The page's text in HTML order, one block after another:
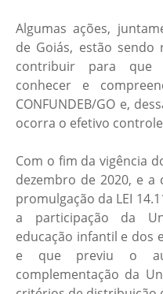
Algumas ações,
de Goiás, estão sendo
contribuir para que
conhecer e
CONFUNDEB/GO e,
ocorra o efetivo
Com o fim da vigência
dezembro de 2020, e a
promulgação da LEI
a participação da
educação infantil e dos
e que previu o
complementação da